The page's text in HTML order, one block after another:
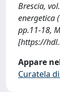
Brescia,
energetica
pp.11-18,
[https://
Appare
Curatela